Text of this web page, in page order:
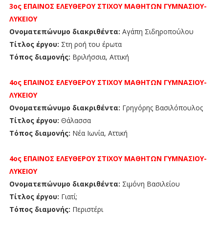
3ος ΕΠΑΙΝΟΣ ΕΛΕΥΘΕΡΟΥ ΣΤΙΧΟΥ ΜΑΘΗΤΩΝ ΓΥΜΝΑΣΙΟΥ-
ΛΥΚΕΙΟΥ
Ονοματεπώνυμο διακριθέντα: Αγάπη Σιδηροπούλου
Τίτλος έργου: Στη ροή του έρωτα
Τόπος διαμονής: Βριλήσσια, Αττική
4ος ΕΠΑΙΝΟΣ ΕΛΕΥΘΕΡΟΥ ΣΤΙΧΟΥ ΜΑΘΗΤΩΝ ΓΥΜΝΑΣΙΟΥ-
ΛΥΚΕΙΟΥ
Ονοματεπώνυμο διακριθέντα: Γρηγόρης Βασιλόπουλος
Τίτλος έργου: Θάλασσα
Τόπος διαμονής: Νέα Ιωνία, Αττική
4ος ΕΠΑΙΝΟΣ ΕΛΕΥΘΕΡΟΥ ΣΤΙΧΟΥ ΜΑΘΗΤΩΝ ΓΥΜΝΑΣΙΟΥ-
ΛΥΚΕΙΟΥ
Ονοματεπώνυμο διακριθέντα: Σιμόνη Βασιλείου
Τίτλος έργου: Γιατί;
Τόπος διαμονής: Περιστέρι